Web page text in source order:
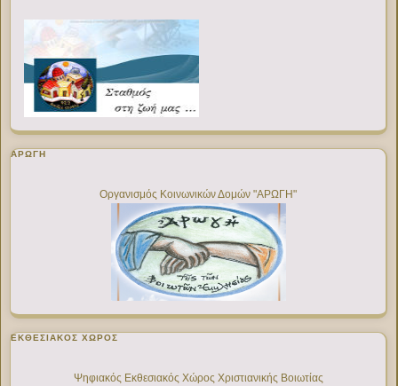
ΑΡΩΓΗ
Οργανισμός Κοινωνικών Δομών "ΑΡΩΓΗ"
ΕΚΘΕΣΙΑΚΌΣ ΧΏΡΟΣ
Ψηφιακός Εκθεσιακός Χώρος Χριστιανικής Βοιωτίας